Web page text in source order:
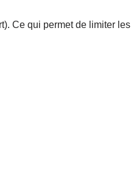
Ce qui permet de limiter les